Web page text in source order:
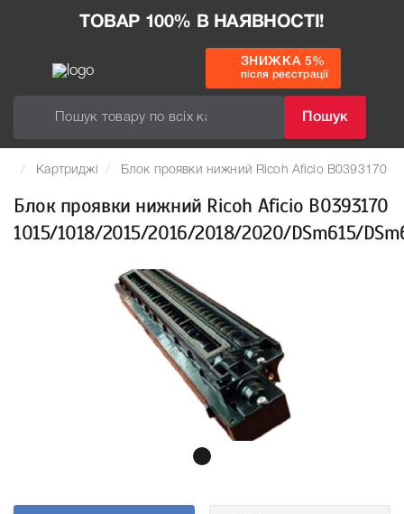
ТОВАР 100% В НАЯВНОСТІ!
Пошук
ЗНИЖКА 5%
після реєстрації
Картриджі Блок проявки нижний Ricoh Aficio B0393170
Блок проявки нижний Ricoh Aficio B0393170
1015/1018/2015/2016/2018/2020/DSm615/